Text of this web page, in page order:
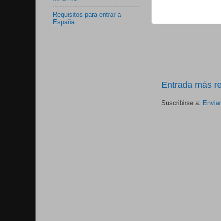
Entrada más
Suscribirse a:
Requisitos para entrar a
España